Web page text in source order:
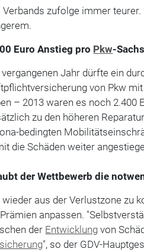
Verbands zufolge immer
Euro Anstieg pro Pkw-
vergangenen Jahr dürfte ein
von Pkw
– 2013 waren es noch 2.400
zu den höheren
bedingten
die Schäden weiter
der Wettbewerb die
wieder aus der Verlustzone zu
anpassen.
der Entwicklung von
", so der GDV-